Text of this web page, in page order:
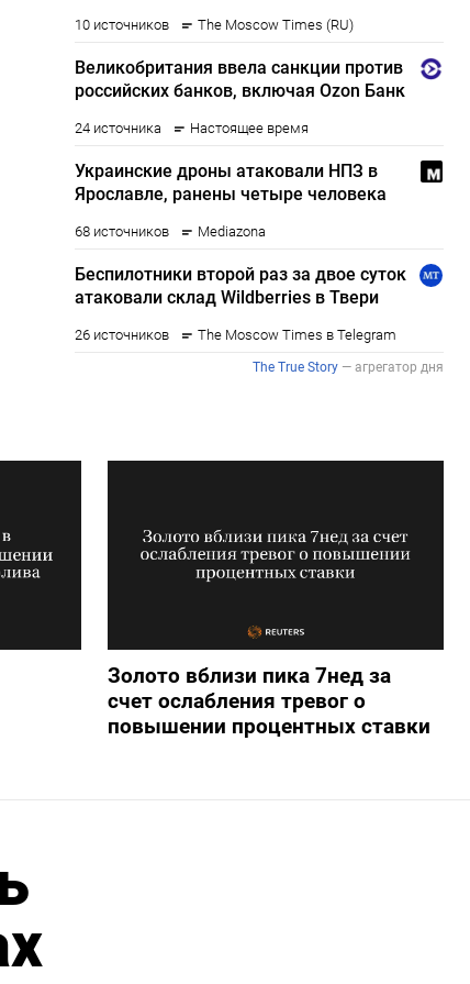
Золото вблизи пика 7нед за
счет ослабления тревог о
повышении процентных ставки